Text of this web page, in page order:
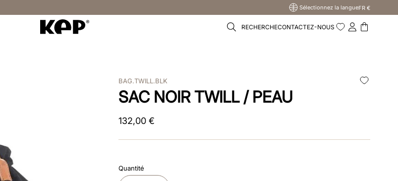
Sélectionnez la langueFR €
RECHERCHECONTACTEZ-NOUS
BAG.TWILL.BLK
SAC NOIR TWILL / PEAU
132,00 €
Quantité